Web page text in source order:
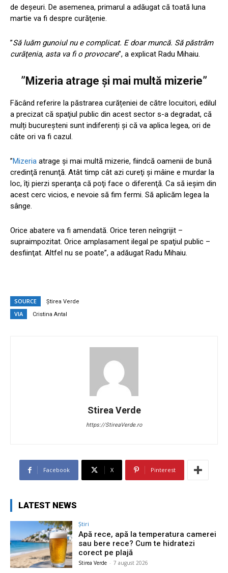
de deșeuri. De asemenea, primarul a adăugat că toată luna
martie va fi despre curăţenie.
”Să luăm gunoiul nu e complicat. E doar muncă. Să păstrăm
curăţenia, asta va fi o provocare”, a explicat Radu Mihaiu.
”Mizeria atrage şi mai multă mizerie”
Făcând referire la păstrarea curățeniei de către locuitori, edilul
a precizat că spaţiul public din acest sector s-a degradat, că
mulți bucureșteni sunt indiferenți și că va aplica legea, ori de
câte ori va fi cazul.
”Mizeria atrage şi mai multă mizerie, fiindcă oamenii de bună
credinţă renunţă. Atât timp cât azi cureţi şi mâine e murdar la
loc, îţi pierzi speranţa că poţi face o diferenţă. Ca să ieşim din
acest cerc vicios, e nevoie să fim fermi. Să aplicăm legea la
sânge.
Orice abatere va fi amendată. Orice teren neîngrijit –
supraimpozitat. Orice amplasament ilegal pe spaţiul public –
desfiinţat. Altfel nu se poate”, a adăugat Radu Mihaiu.
SOURCE Știrea Verde
VIA Cristina Antal
Stirea Verde
https://StireaVerde.ro
Facebook X Pinterest
LATEST NEWS
Știri
Apă rece, apă la temperatura camerei
sau bere rece? Cum te hidratezi
corect pe plajă
Stirea Verde - 7 august 2026